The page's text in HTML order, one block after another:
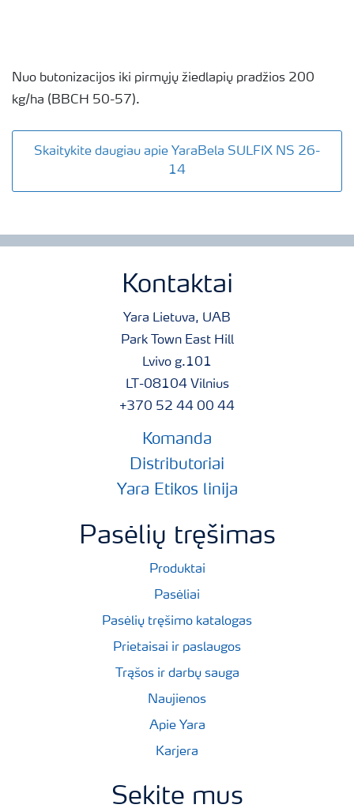
Nuo butonizacijos iki pirmųjų žiedlapių pradžios 200
kg/ha (BBCH 50-57).
Skaitykite daugiau apie YaraBela SULFIX NS 26-
14
Kontaktai
Yara Lietuva, UAB
Park Town East Hill
Lvivo g.101
LT-08104 Vilnius
+370 52 44 00 44
Komanda
Distributoriai
Yara Etikos linija
Pasėlių tręšimas
Produktai
Pasėliai
Pasėlių tręšimo katalogas
Prietaisai ir paslaugos
Trąšos ir darbų sauga
Naujienos
Apie Yara
Karjera
Sekite mus